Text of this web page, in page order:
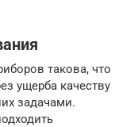
такова, что
ущерба качеству
задачами.